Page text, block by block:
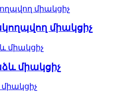
միակցիչ
միակցիչ